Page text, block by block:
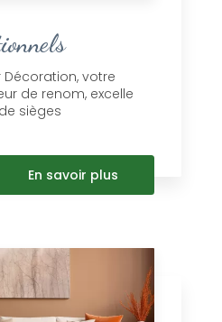
Décoration, votre
de renom, excelle
sièges
En savoir plus